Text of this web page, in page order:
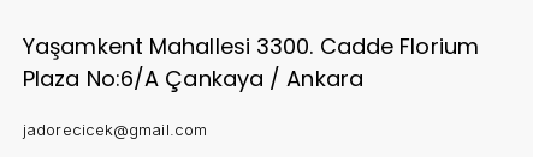
Yaşamkent Mahallesi 3300. Cadde Florium
Plaza No:6/A Çankaya / Ankara
jadorecicek@gmail.com